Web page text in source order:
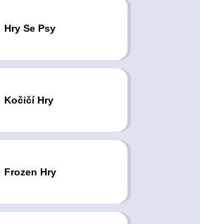
Hry Se Psy
Kočičí Hry
Frozen Hry